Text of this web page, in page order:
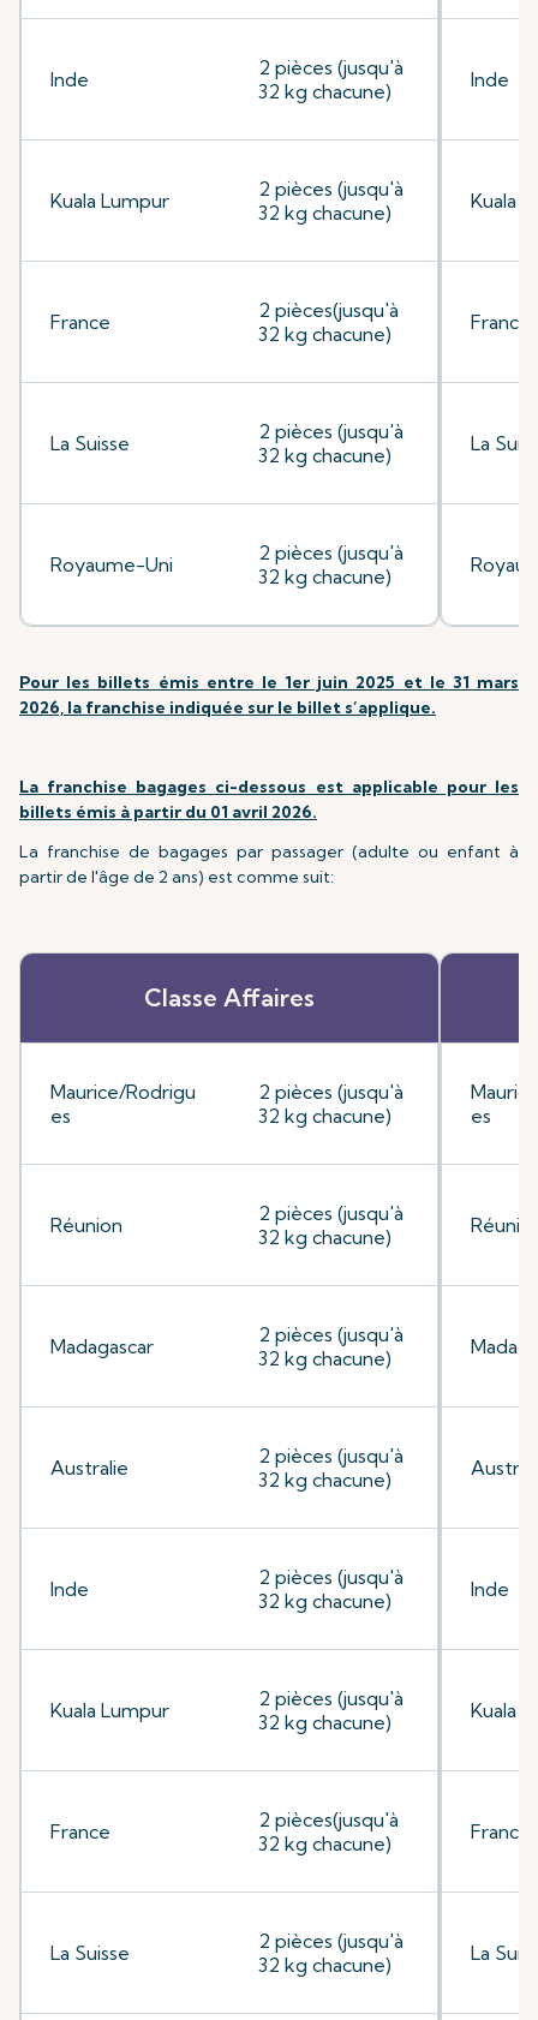
Inde
2 pièces (jusqu'à
32 kg chacune)
Kuala Lumpur
2 pièces (jusqu'à
32 kg chacune)
France
2 pièces(jusqu'à
32 kg chacune)
La Suisse
2 pièces (jusqu'à
32 kg chacune)
Royaume-Uni
2 pièces (jusqu'à
32 kg chacune)
Inde
Kuala
France
La
Pour les billets émis entre le 1er juin 2025 et le 31 mars
2026, la franchise indiquée sur le billet s’applique.
La franchise bagages ci-dessous est applicable pour les
billets émis à partir du 01 avril 2026.
La franchise de bagages par passager (adulte ou enfant à
partir de l'âge de 2 ans) est comme suit:
Classe Affaires
Maurice/Rodrigu
es
2 pièces (jusqu'à
32 kg chacune)
Réunion
2 pièces (jusqu'à
32 kg chacune)
Madagascar
2 pièces (jusqu'à
32 kg chacune)
Australie
2 pièces (jusqu'à
32 kg chacune)
Inde
2 pièces (jusqu'à
32 kg chacune)
Kuala Lumpur
2 pièces (jusqu'à
32 kg chacune)
France
2 pièces(jusqu'à
32 kg chacune)
La Suisse
2 pièces (jusqu'à
32 kg chacune)
es
Inde
Kuala
France
La